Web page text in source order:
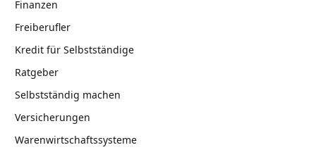
Finanzen
Freiberufler
Kredit für Selbstständige
Ratgeber
Selbstständig machen
Versicherungen
Warenwirtschaftssysteme